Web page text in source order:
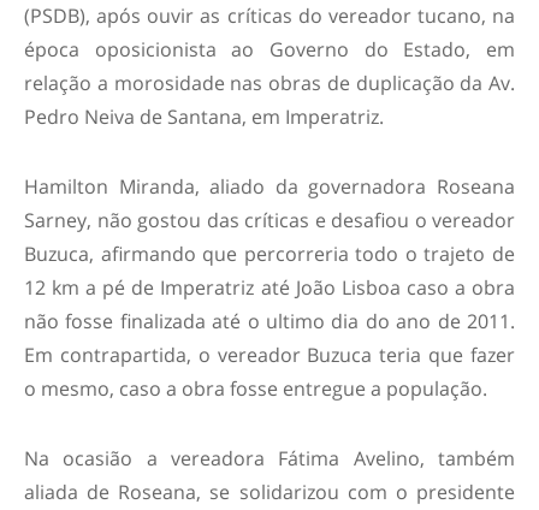
(PSDB), após ouvir as críticas do vereador tucano, na
época oposicionista ao Governo do Estado, em
relação a morosidade nas obras de duplicação da Av.
Pedro Neiva de Santana, em Imperatriz.
Hamilton Miranda, aliado da governadora Roseana
Sarney, não gostou das críticas e desafiou o vereador
Buzuca, afirmando que percorreria todo o trajeto de
12 km a pé de Imperatriz até João Lisboa caso a obra
não fosse finalizada até o ultimo dia do ano de 2011.
Em contrapartida, o vereador Buzuca teria que fazer
o mesmo, caso a obra fosse entregue a população.
Na ocasião a vereadora Fátima Avelino, também
aliada de Roseana, se solidarizou com o presidente